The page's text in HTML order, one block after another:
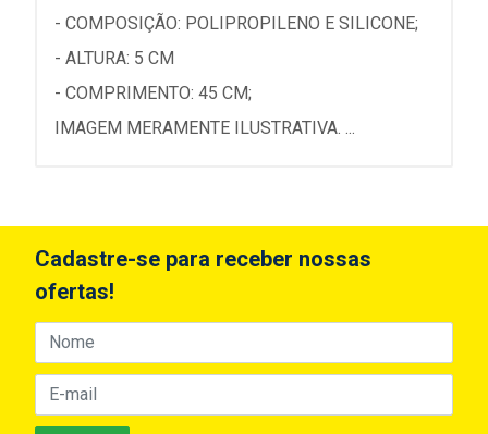
- COMPOSIÇÃO: POLIPROPILENO E SILICONE;
- ALTURA: 5 CM
- COMPRIMENTO: 45 CM;
IMAGEM MERAMENTE ILUSTRATIVA. ...
Cadastre-se para receber nossas
ofertas!